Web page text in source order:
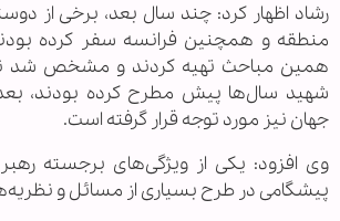
رشاد اظهار کرد: چند سال بعد، برخی از
منطقه و همچنین فرانسه سفر کرده
همین مباحث تهیه کردند و مشخص شد
شهید سال‌ها پیش مطرح کرده بودند،
جهان نیز مورد توجه قرار گرفته است.
وی افزود: یکی از ویژگی‌های برجسته
پیشگامی در طرح بسیاری از مسائل و